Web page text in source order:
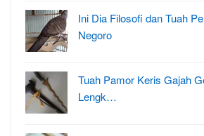
Ini Dia Filosofi dan Tuah
Negoro
Tuah Pamor Keris Gajah
Lengk…